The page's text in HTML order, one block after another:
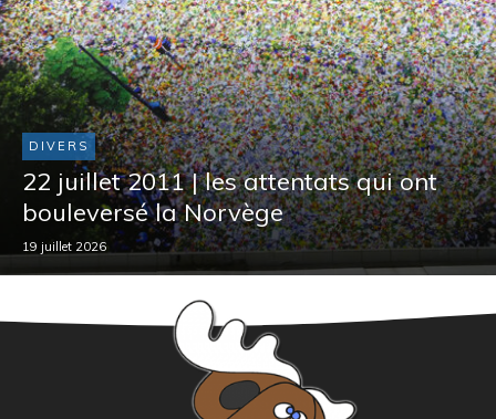
DIVERS
22 juillet 2011 | les attentats qui ont
bouleversé la Norvège
19 juillet 2026